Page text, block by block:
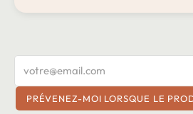
PRÉVENEZ-MOI LORSQUE LE